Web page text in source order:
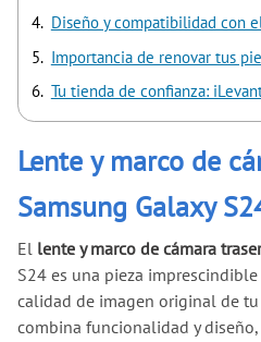
Diseño y compatibilidad con
Importancia de renovar tus
Tu tienda de confianza:
Lente y marco de
Samsung Galaxy
El lente y marco de cámara
S24 es una pieza
calidad de imagen original de
combina funcionalidad y